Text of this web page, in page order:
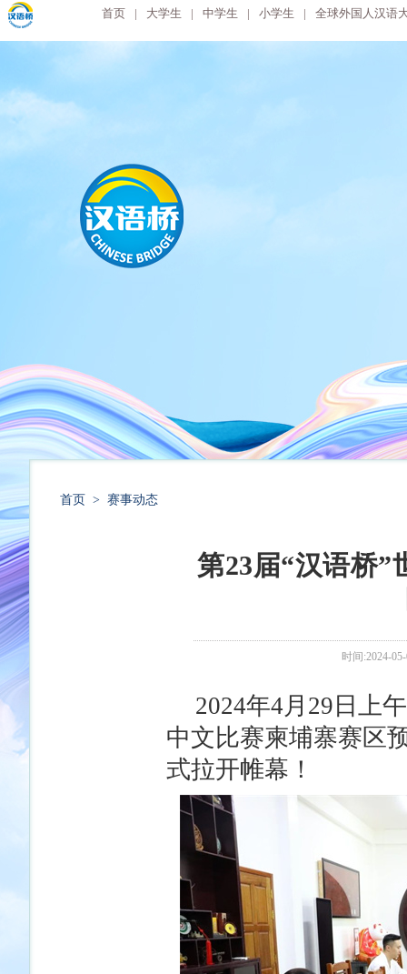
首页 | 大学生 | 中学生 | 小学生 | 全球外国人汉语
首页 > 赛事动态
第23届“汉语桥”
时间:2024-
2024年4月29日上
中文比赛柬埔寨赛区
式拉开帷幕！